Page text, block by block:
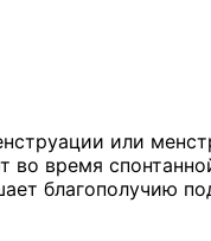
или
время
благополучию